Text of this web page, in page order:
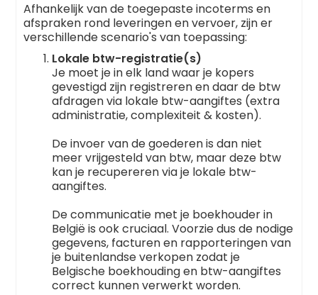
Afhankelijk van de toegepaste incoterms en
afspraken rond leveringen en vervoer, zijn er
verschillende scenario's van toepassing:
Lokale btw-registratie(s)
Je moet je in elk land waar je kopers
gevestigd zijn registreren en daar de btw
afdragen via lokale btw-aangiftes (extra
administratie, complexiteit & kosten).
De invoer van de goederen is dan niet
meer vrijgesteld van btw, maar deze btw
kan je recupereren via je lokale btw-
aangiftes.
De communicatie met je boekhouder in
België is ook cruciaal. Voorzie dus de nodige
gegevens, facturen en rapporteringen van
je buitenlandse verkopen zodat je
Belgische boekhouding en btw-aangiftes
correct kunnen verwerkt worden.